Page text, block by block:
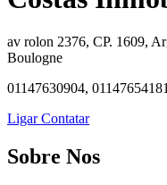
av rolon 2376, CP. 1609,
Boulogne
01147630904,
LigarContatar
Sobre Nos